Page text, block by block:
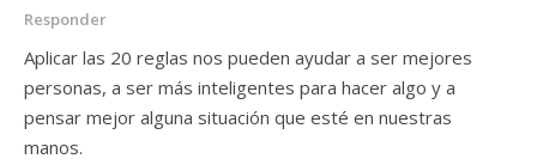
Responder
Aplicar las 20 reglas nos pueden ayudar a ser mejores
personas, a ser más inteligentes para hacer algo y a
pensar mejor alguna situación que esté en nuestras
manos.